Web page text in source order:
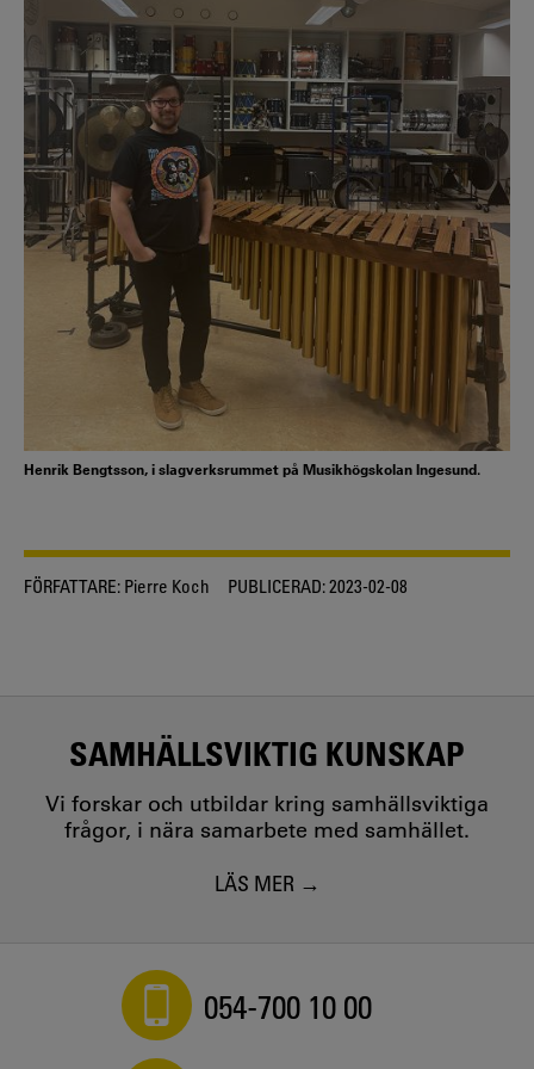
Henrik Bengtsson, i slagverksrummet på Musikhögskolan Ingesund.
FÖRFATTARE: Pierre Koch PUBLICERAD:2023-02-08
SAMHÄLLSVIKTIG KUNSKAP
Vi forskar och utbildar kring samhällsviktiga
frågor, i nära samarbete med samhället.
LÄS MER
054-700 10 00